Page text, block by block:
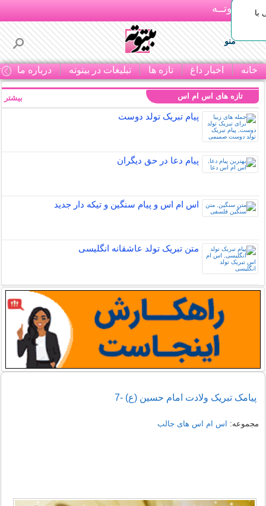
بـیتوتــه
منو
خانه اخبار داغ تازه ها تبلیغات در بیتوته درباره ما
با
تازه های اس ام اس
پیام تبریک تولد دوست
پیام دعا در حق دیگران
اس ام اس و پیام سنگین و تیکه دار جدید
متن تبریک تولد عاشقانه انگلیسی
بیشتر
پیامک تبریک ولادت امام حسین (ع) -7
مجموعه: اس ام اس های جالب